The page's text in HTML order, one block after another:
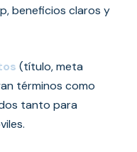
beneficios claros y
(título, meta
términos como
tanto para